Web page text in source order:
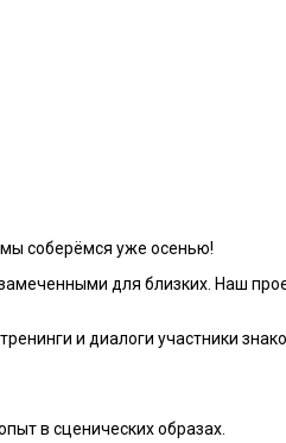
соберёмся уже осенью!
для близких. Наш
и диалоги участники
в сценических образах.